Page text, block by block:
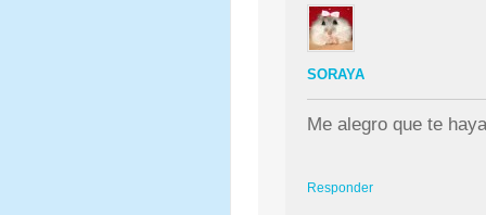
SORAYA
Me alegro que te
Responder